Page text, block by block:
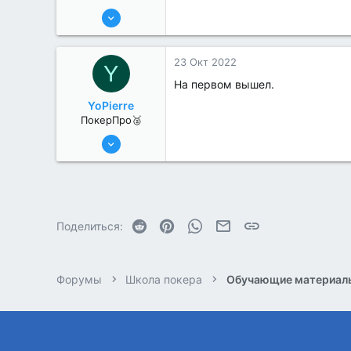
13 Июн 2022
4
Y
YoPierre
ПокерПро🥈
13 Июн 2022
23 Окт 2022
На первом вышел.
Поделиться: Reddit PinterestWhatsAppЭлектронная почта
Форумы Школа покера Обучающие